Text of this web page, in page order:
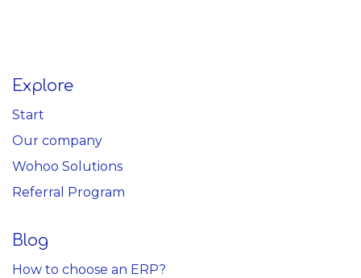
Explore
Start
Our company
Wohoo Solutions
Referral Program
Blog
How to choose an ERP?